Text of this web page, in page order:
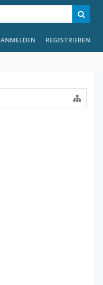
ANMELDEN REGISTRIEREN